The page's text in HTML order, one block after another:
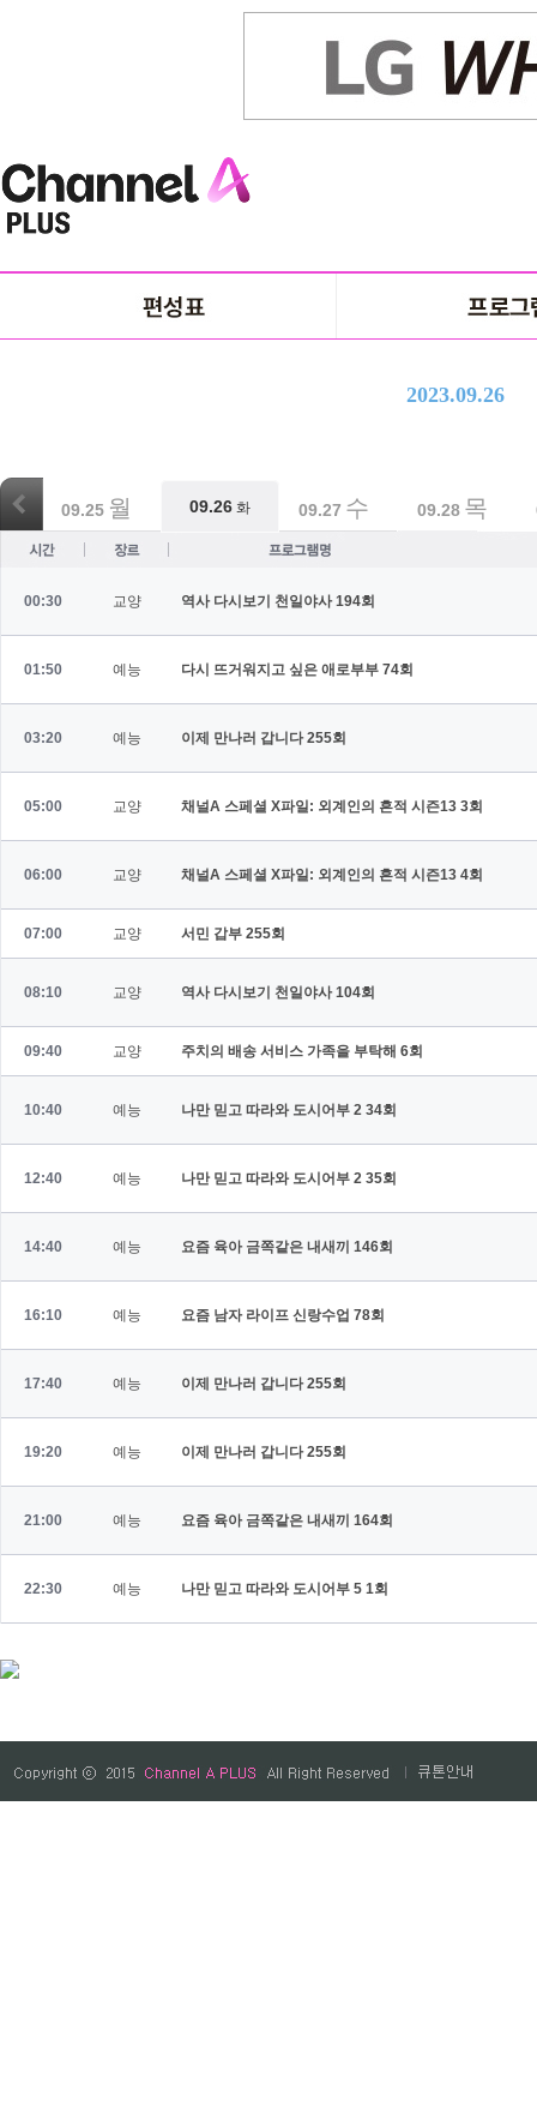
2023.09.26
09.26 화
09.25 월 09.26화 09.27 수 09.28 목
00:30 교양 역사 다시보기 천일야사194회
01:50 예능 다시 뜨거워지고 싶은 애로부부 74회
03:20 예능 이제 만나러 갑니다255회
05:00 교양 채널A 스페셜 X파일: 외계인의 흔적 시즌13 3회
06:00 교양 채널A 스페셜 X파일: 외계인의 흔적 시즌13 4회
07:00 교양 서민 갑부 255회
08:10 교양 역사 다시보기 천일야사104회
09:40 교양 주치의 배송 서비스 가족을 부탁해 6회
10:40 예능 나만 믿고 따라와 도시어부 2 34회
12:40 예능 나만 믿고 따라와 도시어부 2 35회
14:40 예능 요즘 육아 금쪽같은 내새끼 146회
16:10 예능 요즘 남자 라이프 신랑수업 78회
17:40 예능 이제 만나러 갑니다255회
19:20 예능 이제 만나러 갑니다255회
21:00 예능 요즘 육아 금쪽같은 내새끼 164회
22:30 예능 나만 믿고 따라와 도시어부 5 1회